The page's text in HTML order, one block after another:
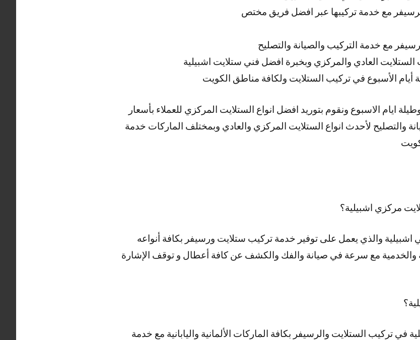
مع خدمة تركيبها عبر افضل فريق مختص
مع خدمة التركيب والصيانة والتصليح
العادي والمركزي وبخبرة افضل فني ستلايت اشبيلية
ايام الاسبوع ونقوم بتوريد افضل انواع الستلايت المركزي للعملاء بأسعار
والتصليح لأحدث انواع الستلايت المركزي والعادي وبمختلف الماركات خدمة
مركزي اشبيلية؟
والذي يعمل على توفير خدمة تركيب ستلايت ورسيفر بكافة أنواعه
والخدمية مع سرعة في صيانة والفك والكشف عن كافة أعطال و توقف الإشارة
تركيب الستلايت والرسيفر بكافة الماركات الألمانية واليابانية مع خدمة